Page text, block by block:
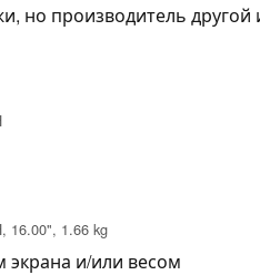
но производитель другой
16.00", 1.66 kg
и/или весом